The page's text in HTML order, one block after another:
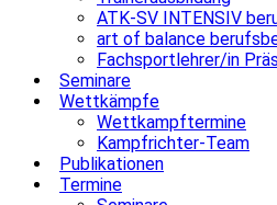
ATK-SV INTENSIV
art of balance
Fachsportlehrer/in
Seminare
Wettkämpfe
Wettkampftermine
Kampfrichter-Team
Publikationen
Termine